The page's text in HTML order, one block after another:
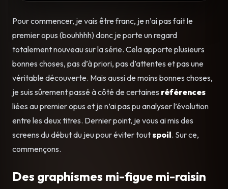
Pour commencer, je vais être franc, je n’ai pas fait le
premier opus (bouhhhh) donc je porte un regard
totalement nouveau sur la série. Cela apporte plusieurs
bonnes choses, pas d’à priori, pas d’attentes et pas une
véritable découverte. Mais aussi de moins bonnes choses,
je suis sûrement passé à côté de certaines références
liées au premier opus et je n’ai pas pu analyser l’évolution
entre les deux titres. Dernier point, je vous ai mis des
screens du début du jeu pour éviter toutspoil. Sur ce,
commençons.
Des graphismes mi-figue mi-raisin